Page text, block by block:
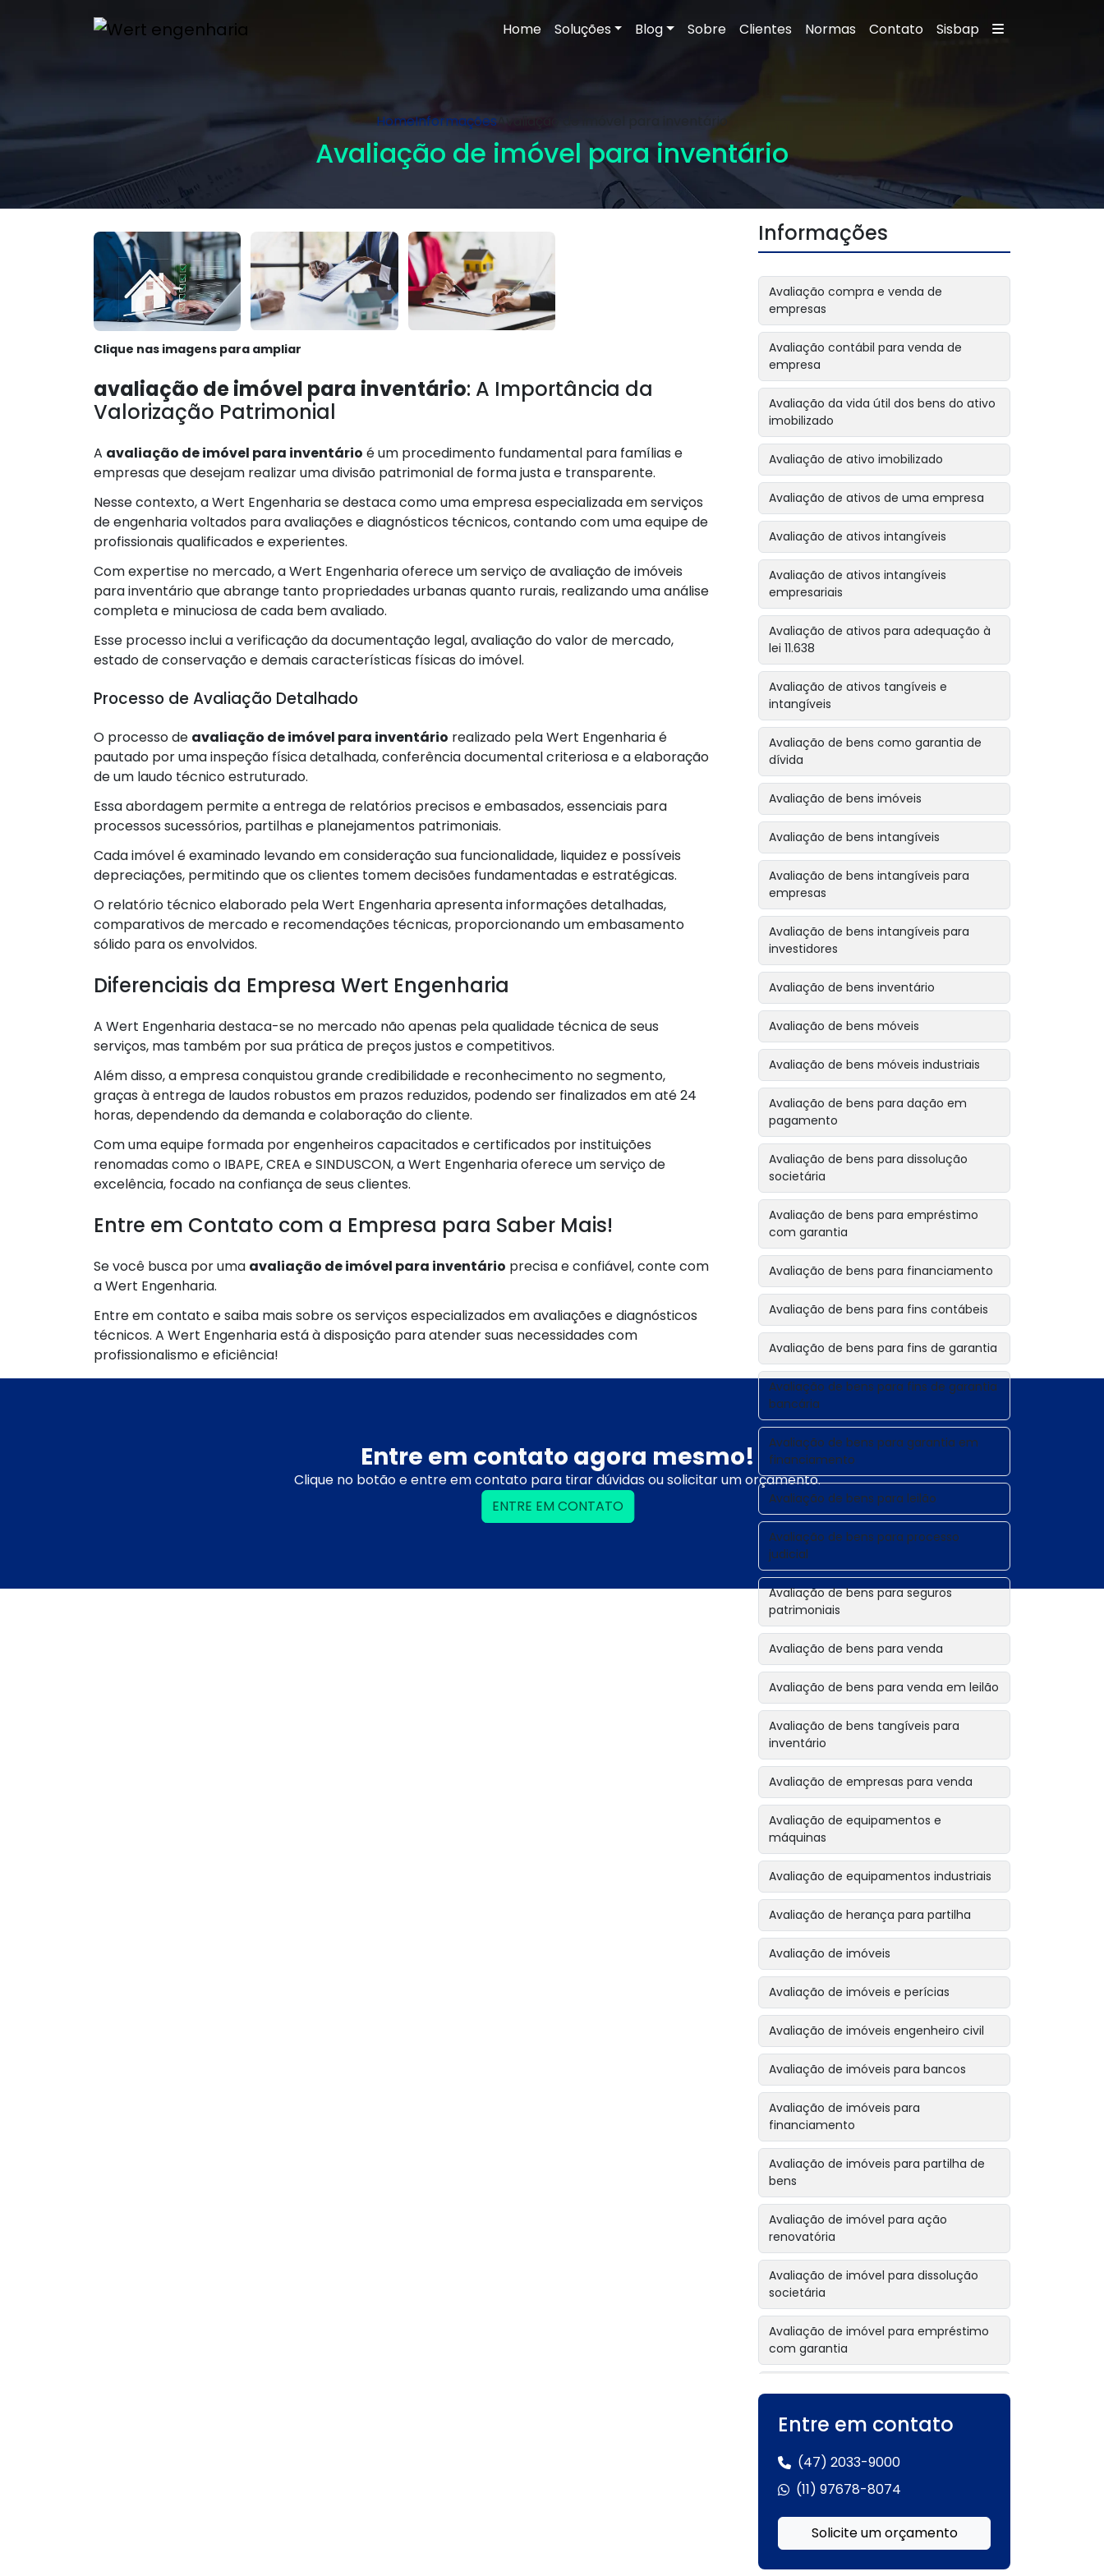
Home Soluções Blog Sobre Clientes Normas Contato Sisbap
HomeInformações Avaliação de imóvel para inventário
Avaliação de imóvel para inventário
Clique nas imagens para ampliar
avaliação de imóvel para inventário: A Importância da
Valorização Patrimonial
A avaliação de imóvel para inventário é um procedimento fundamental para famílias e
empresas que desejam realizar uma divisão patrimonial de forma justa e transparente.
Nesse contexto, a Wert Engenharia se destaca como uma empresa especializada em serviços
de engenharia voltados para avaliações e diagnósticos técnicos, contando com uma equipe de
profissionais qualificados e experientes.
Com expertise no mercado, a Wert Engenharia oferece um serviço de avaliação de imóveis
para inventário que abrange tanto propriedades urbanas quanto rurais, realizando uma análise
completa e minuciosa de cada bem avaliado.
Esse processo inclui a verificação da documentação legal, avaliação do valor de mercado,
estado de conservação e demais características físicas do imóvel.
Processo de Avaliação Detalhado
O processo de avaliação de imóvel para inventário realizado pela Wert Engenharia é
pautado por uma inspeção física detalhada, conferência documental criteriosa e a elaboração
de um laudo técnico estruturado.
Essa abordagem permite a entrega de relatórios precisos e embasados, essenciais para
processos sucessórios, partilhas e planejamentos patrimoniais.
Cada imóvel é examinado levando em consideração sua funcionalidade, liquidez e possíveis
depreciações, permitindo que os clientes tomem decisões fundamentadas e estratégicas.
O relatório técnico elaborado pela Wert Engenharia apresenta informações detalhadas,
comparativos de mercado e recomendações técnicas, proporcionando um embasamento
sólido para os envolvidos.
Diferenciais da Empresa Wert Engenharia
A Wert Engenharia destaca-se no mercado não apenas pela qualidade técnica de seus
serviços, mas também por sua prática de preços justos e competitivos.
Além disso, a empresa conquistou grande credibilidade e reconhecimento no segmento,
graças à entrega de laudos robustos em prazos reduzidos, podendo ser finalizados em até 24
horas, dependendo da demanda e colaboração do cliente.
Com uma equipe formada por engenheiros capacitados e certificados por instituições
renomadas como o IBAPE, CREA e SINDUSCON, a Wert Engenharia oferece um serviço de
excelência, focado na confiança de seus clientes.
Entre em Contato com a Empresa para Saber Mais!
Se você busca por uma avaliação de imóvel para inventário precisa e confiável, conte com
a Wert Engenharia.
Entre em contato e saiba mais sobre os serviços especializados em avaliações e diagnósticos
técnicos. A Wert Engenharia está à disposição para atender suas necessidades com
profissionalismo e eficiência!
Entre em contato agora mesmo!
Clique no botão e entre em contato para tirar dúvidas ou solicitar um orçamento.
ENTRE EM CONTATO
Informações
Avaliação compra e venda de
empresas
Avaliação contábil para venda de
empresa
Avaliação da vida útil dos bens do ativo
imobilizado
Avaliação de ativo imobilizado
Avaliação de ativos de uma empresa
Avaliação de ativos intangíveis
Avaliação de ativos intangíveis
empresariais
Avaliação de ativos para adequação à
lei 11.638
Avaliação de ativos tangíveis e
intangíveis
Avaliação de bens como garantia de
dívida
Avaliação de bens imóveis
Avaliação de bens intangíveis
Avaliação de bens intangíveis para
empresas
Avaliação de bens intangíveis para
investidores
Avaliação de bens inventário
Avaliação de bens móveis
Avaliação de bens móveis industriais
Avaliação de bens para dação em
pagamento
Avaliação de bens para dissolução
societária
Avaliação de bens para empréstimo
com garantia
Avaliação de bens para financiamento
Avaliação de bens para fins contábeis
Avaliação de bens para fins de garantia
Avaliação de bens para fins de garantia
bancária
Avaliação de bens para garantia em
financiamento
Avaliação de bens para leilão
Avaliação de bens para processo
judicial
Avaliação de bens para seguros
patrimoniais
Avaliação de bens para venda
Avaliação de bens para venda em leilão
Avaliação de bens tangíveis para
inventário
Avaliação de empresas para venda
Avaliação de equipamentos e
máquinas
Avaliação de equipamentos industriais
Avaliação de herança para partilha
Avaliação de imóveis
Avaliação de imóveis e perícias
Avaliação de imóveis engenheiro civil
Avaliação de imóveis para bancos
Avaliação de imóveis para
financiamento
Avaliação de imóveis para partilha de
bens
Avaliação de imóvel para ação
renovatória
Avaliação de imóvel para dissolução
societária
Avaliação de imóvel para empréstimo
com garantia
Avaliação de imóvel para inventário
extrajudicial
Avaliação de imóvel para leilão
Entre em contato
(47) 2033-9000
(11) 97678-8074
Solicite um orçamento